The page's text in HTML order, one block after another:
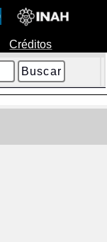
Créditos